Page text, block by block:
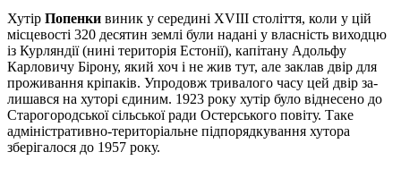
Хутір Попенки виник у середині XVIII століття, коли у цій
місцевості 320 десятин землі були надані у влас­ність виходцю
із Курляндії (нині територія Естонії), капітану Адольфу
Карловичу Бірону, який хоч і не жив тут, але заклав двір для
проживання кріпаків. Упродовж тривалого часу цей двір за­­
лишався на хуторі єдиним. 1923 року хутір було віднесено до
Старогородської сільської ради Остерського повіту. Та­ке
адміністративно-територіальне підпорядкування хутора
зберігалося до 1957 року.